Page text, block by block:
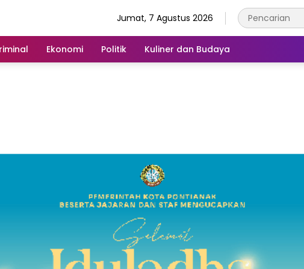
Jumat, 7 Agustus 2026
Ekonomi Politik Kuliner dan Budaya